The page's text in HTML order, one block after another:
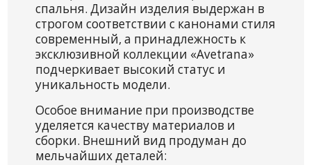
спальня. Дизайн изделия выдержан в
строгом соответствии с канонами стиля
современный, а принадлежность к
эксклюзивной коллекции «Avetrana»
подчеркивает высокий статус и
уникальность модели.
Особое внимание при производстве
уделяется качеству материалов и
сборки. Внешний вид продуман до
мельчайших деталей: